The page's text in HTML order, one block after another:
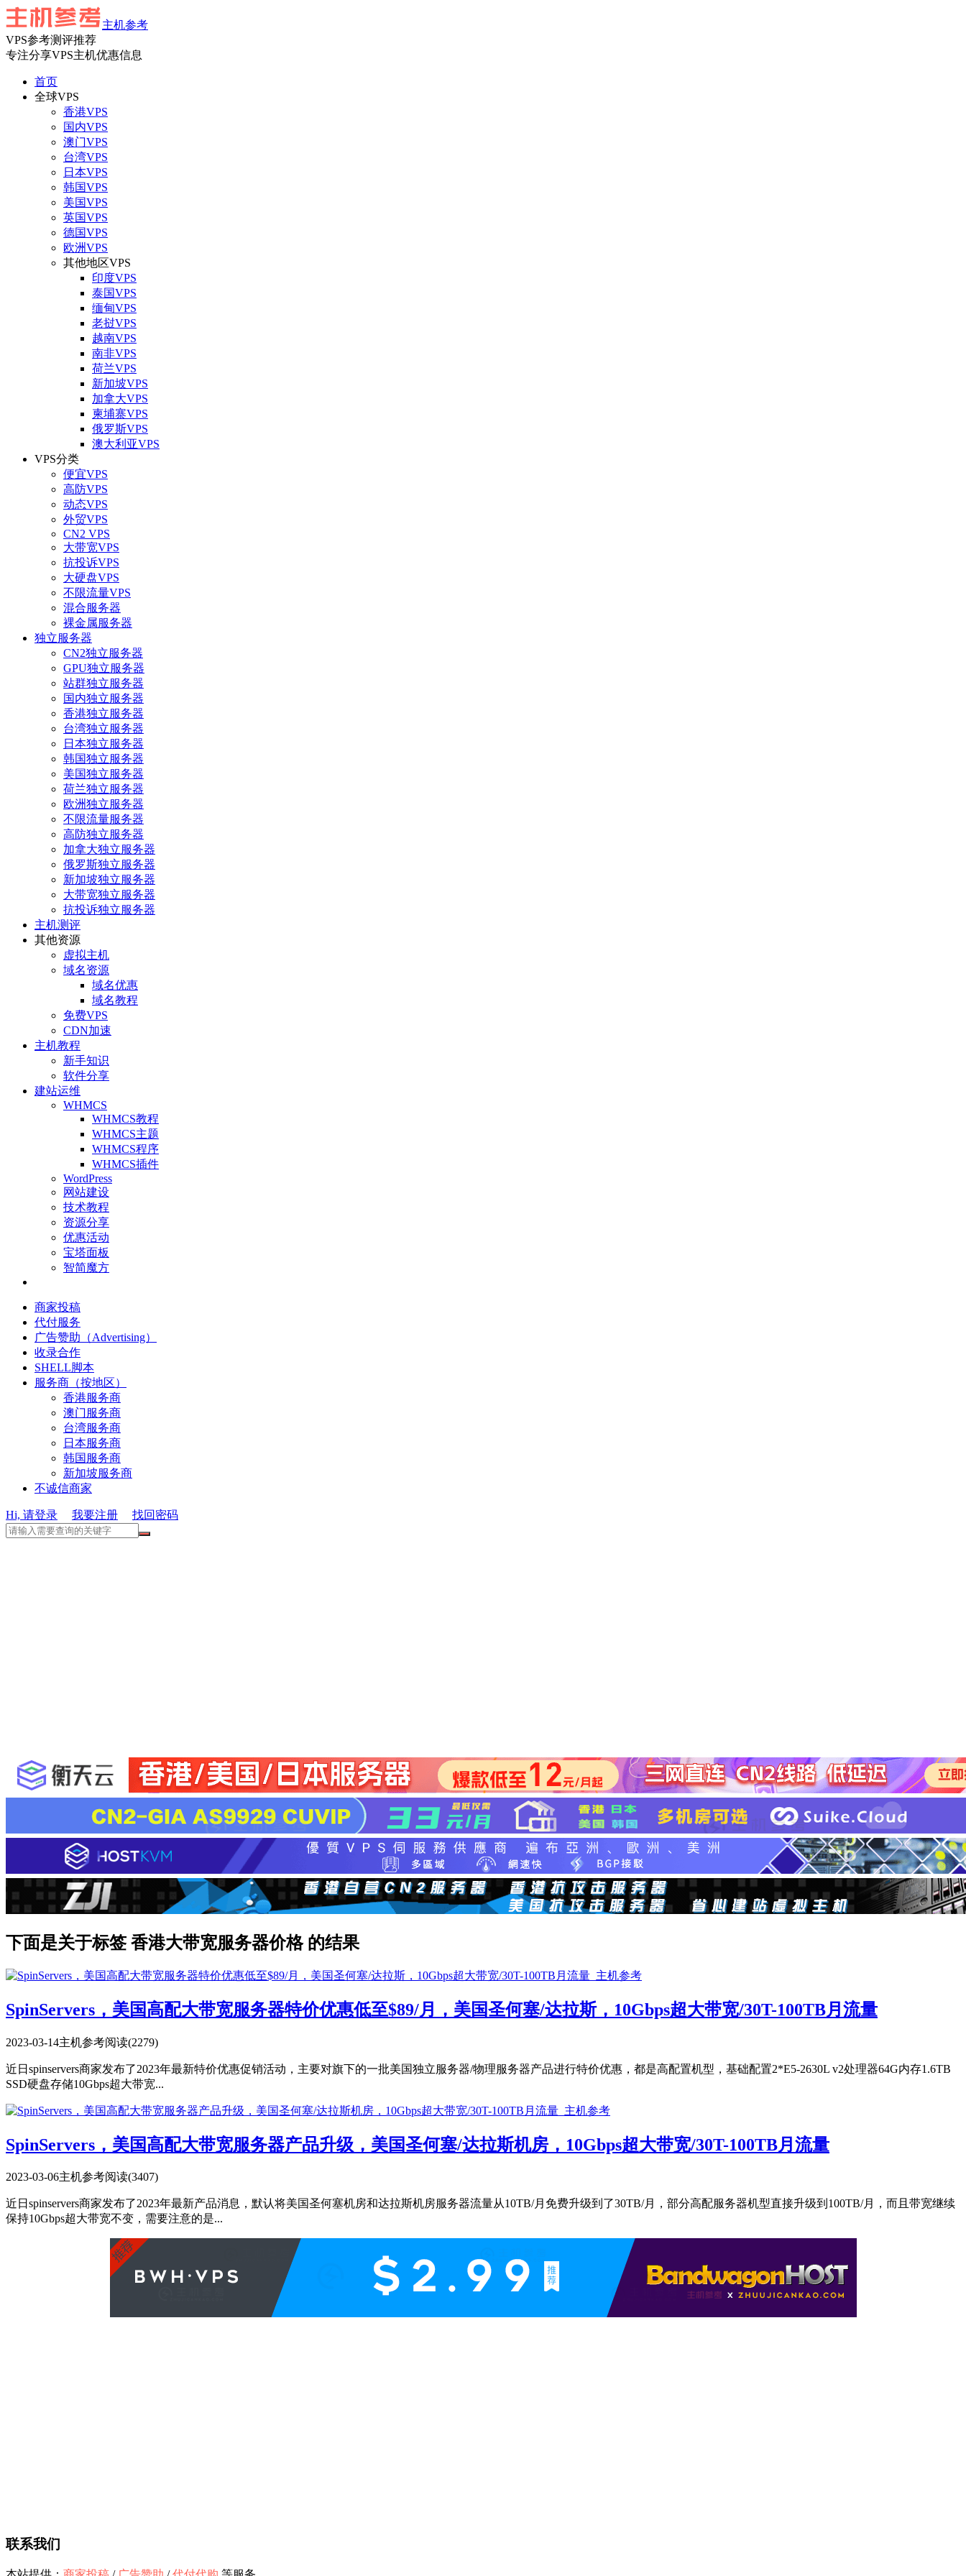
主机参考
VPS参考测评推荐
专注分享VPS主机优惠信息
首页
全球VPS
香港VPS
国内VPS
澳门VPS
台湾VPS
日本VPS
韩国VPS
美国VPS
英国VPS
德国VPS
欧洲VPS
其他地区VPS
印度VPS
泰国VPS
缅甸VPS
老挝VPS
越南VPS
南非VPS
荷兰VPS
新加坡VPS
加拿大VPS
柬埔寨VPS
俄罗斯VPS
澳大利亚VPS
VPS分类
便宜VPS
高防VPS
动态VPS
外贸VPS
CN2 VPS
大带宽VPS
抗投诉VPS
大硬盘VPS
不限流量VPS
混合服务器
裸金属服务器
独立服务器
CN2独立服务器
GPU独立服务器
站群独立服务器
国内独立服务器
香港独立服务器
台湾独立服务器
日本独立服务器
韩国独立服务器
美国独立服务器
荷兰独立服务器
欧洲独立服务器
不限流量服务器
高防独立服务器
加拿大独立服务器
俄罗斯独立服务器
新加坡独立服务器
大带宽独立服务器
抗投诉独立服务器
主机测评
其他资源
虚拟主机
域名资源
域名优惠
域名教程
免费VPS
CDN加速
主机教程
新手知识
软件分享
建站运维
WHMCS
WHMCS教程
WHMCS主题
WHMCS程序
WHMCS插件
WordPress
网站建设
技术教程
资源分享
优惠活动
宝塔面板
智简魔方
商家投稿
代付服务
广告赞助（Advertising）
收录合作
SHELL脚本
服务商（按地区）
香港服务商
澳门服务商
台湾服务商
日本服务商
韩国服务商
新加坡服务商
不诚信商家
Hi, 请登录 我要注册 找回密码
下面是关于标签 香港大带宽服务器价格 的结果
SpinServers，美国高配大带宽服务器特价优惠低至$89/月，美国圣何塞/达拉斯，10Gbps超大带宽/30T-100TB月流量
2023-03-14主机参考阅读(2279)
近日spinservers商家发布了2023年最新特价优惠促销活动，主要对旗下的一批美国独立服务器/物理服务器产品进行特价优惠，都是高配置机型，基础配置2*E5-2630L v2处理器64G内存1.6TB
SSD硬盘存储10Gbps超大带宽...
SpinServers，美国高配大带宽服务器产品升级，美国圣何塞/达拉斯机房，10Gbps超大带宽/30T-100TB月流量
2023-03-06主机参考阅读(3407)
近日spinservers商家发布了2023年最新产品消息，默认将美国圣何塞机房和达拉斯机房服务器流量从10TB/月免费升级到了30TB/月，部分高配服务器机型直接升级到100TB/月，而且带宽继续
保持10Gbps超大带宽不变，需要注意的是...
联系我们